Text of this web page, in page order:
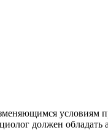
условиям
должен